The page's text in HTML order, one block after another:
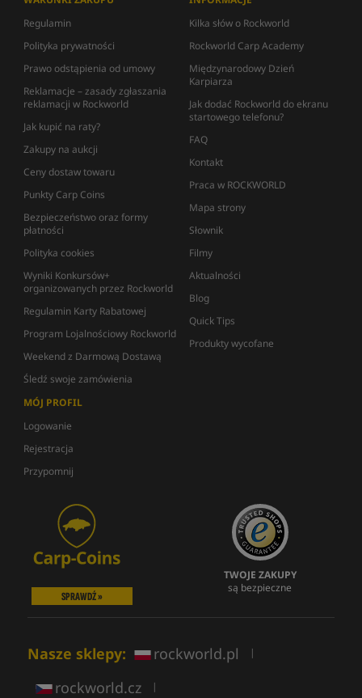
Regulamin
Polityka prywatności
Prawo odstąpienia od umowy
Reklamacje – zasady zgłaszania
reklamacji w Rockworld
Jak kupić na raty?
Zakupy na aukcji
Ceny dostaw towaru
Punkty Carp Coins
Bezpieczeństwo oraz formy
płatności
Polityka cookies
Wyniki Konkursów+
organizowanych przez Rockworld
Regulamin Karty Rabatowej
Program Lojalnościowy Rockworld
Weekend z Darmową Dostawą
Śledź swoje zamówienia
Kilka słów o Rockworld
Rockworld Carp Academy
Międzynarodowy Dzień
Karpiarza
Jak dodać Rockworld do ekranu
startowego telefonu?
FAQ
Kontakt
Praca w ROCKWORLD
Mapa strony
Słownik
Filmy
Aktualności
Blog
Quick Tips
Produkty wycofane
MÓJ PROFIL
Logowanie
Rejestracja
Przypomnij
SPRAWDŹ »
TWOJE ZAKUPY
są bezpieczne
Nasze sklepy: rockworld.pl |
rockworld.cz |